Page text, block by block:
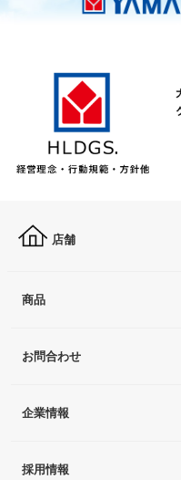
店舗
商品
お問合わせ
企業情報
採用情報